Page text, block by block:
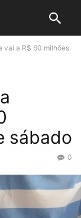
vai a R$ 60 milhões
sábado
0